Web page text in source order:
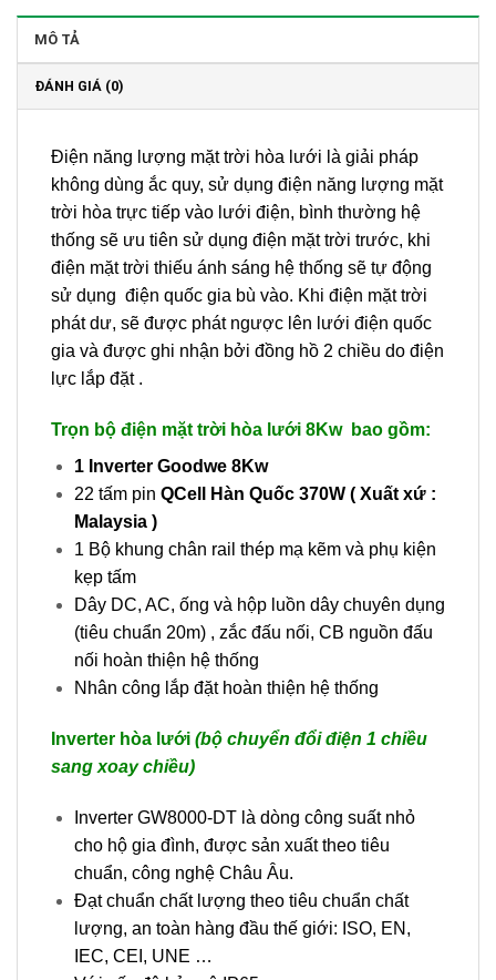
MÔ TẢ
ĐÁNH GIÁ (0)
Điện năng lượng mặt trời hòa lưới là giải pháp
không dùng ắc quy, sử dụng điện năng lượng mặt
trời hòa trực tiếp vào lưới điện, bình thường hệ
thống sẽ ưu tiên sử dụng điện mặt trời trước, khi
điện mặt trời thiếu ánh sáng hệ thống sẽ tự động
sử dụng điện quốc gia bù vào. Khi điện mặt trời
phát dư, sẽ được phát ngược lên lưới điện quốc
gia và được ghi nhận bởi đồng hồ 2 chiều do điện
lực lắp đặt .
Trọn bộ điện mặt trời hòa lưới 8Kw bao gồm:
1 Inverter Goodwe 8Kw
22 tấm pin QCell Hàn Quốc 370W ( Xuất xứ :
Malaysia )
1 Bộ khung chân rail thép mạ kẽm và phụ kiện
kẹp tấm
Dây DC, AC, ống và hộp luồn dây chuyên dụng
(tiêu chuẩn 20m) , zắc đấu nối, CB nguồn đấu
nối hoàn thiện hệ thống
Nhân công lắp đặt hoàn thiện hệ thống
Inverter hòa lưới (bộ chuyển đổi điện 1 chiều
sang xoay chiều)
Inverter GW8000-DT là dòng công suất nhỏ
cho hộ gia đình, được sản xuất theo tiêu
chuẩn, công nghệ Châu Âu.
Đạt chuẩn chất lượng theo tiêu chuẩn chất
lượng, an toàn hàng đầu thế giới: ISO, EN,
IEC, CEI, UNE …